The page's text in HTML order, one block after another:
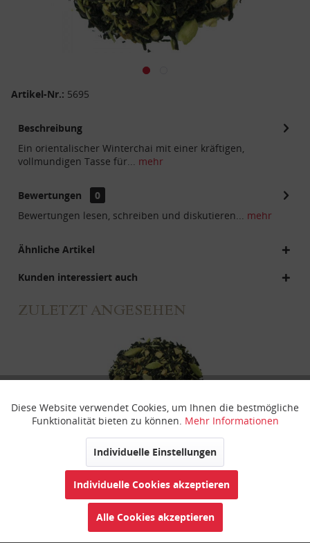
Artikel-Nr.: 5695
Beschreibung
Ein orientalischer Winterchai mit einer kräftigen,
vollmundigen Tasse für... mehr
Bewertungen
0
Bewertungen lesen, schreiben und diskutieren... mehr
Ähnliche Artikel
Kunden interessiert auch
ZULETZT ANGESEHEN
Winter Chai
Funktionale Aktiv
Inaktiv
Inaktiv
Personalisierung Inaktiv
Diese Website verwendet Cookies, um Ihnen die bestmögliche
Funktionalität bieten zu können. Mehr Informationen
Individuelle Einstellungen
Individuelle Cookies akzeptieren
Alle Cookies akzeptieren